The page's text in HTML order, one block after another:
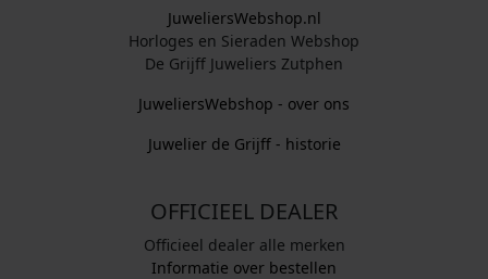
JuweliersWebshop.nl
Horloges en Sieraden Webshop
De Grijff Juweliers Zutphen
JuweliersWebshop - over ons
Juwelier de Grijff - historie
OFFICIEEL DEALER
Officieel dealer alle merken
Informatie over bestellen